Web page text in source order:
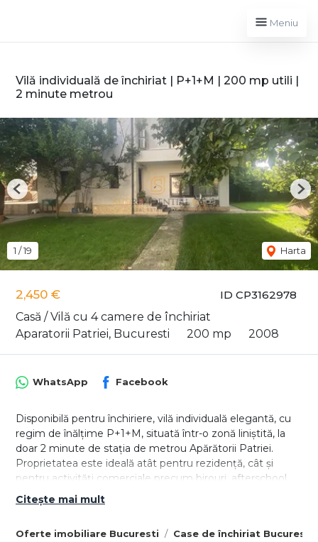
Meniu
Vilă individuală de închiriat | P+1+M | 200 mp utili |
2 minute metrou
ID CP3162978
2,450 €
Casă / Vilă cu 4 camere de închiriat
Aparatorii Patriei, Bucuresti
200 mp 2008
1 /19 Harta
Previous
Oferte imobiliare Bucuresti Case de închiriat Bucuresti
WhatsApp Facebook
Disponibilă pentru închiriere, vilă individuală elegantă, cu
regim de înălțime P+1+M, situată într-o zonă liniștită, la
doar 2 minute de stația de metrou Apărătorii Patriei.
Proprietatea este ideală atât pentru rezidență, cât și
pentru activități comerciale precum birouri, afterschool,
cabinete, showroom sau alte tipuri de business.
pe un teren liber de aproximativ 400 mp.
Citește mai mult